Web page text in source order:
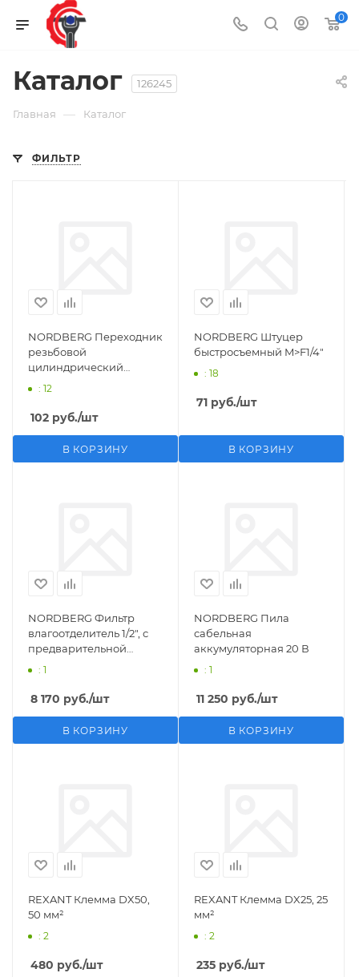
0
Каталог 126245
Главная — Каталог
ФИЛЬТР
NORDBERG Переходник
резьбовой
цилиндрический
M1/2">F1/4"
: 12
102 руб./шт
В КОРЗИНУ
NORDBERG Штуцер
быстросъемный M>F1/4"
: 18
71 руб./шт
В КОРЗИНУ
NORDBERG Фильтр
влагоотделитель 1/2", с
предварительной
фильтрацией
: 1
8 170 руб./шт
В КОРЗИНУ
NORDBERG Пила
сабельная
аккумуляторная 20 В
: 1
11 250 руб./шт
В КОРЗИНУ
REXANT Клемма DX50,
50 мм²
: 2
480 руб./шт
REXANT Клемма DX25, 25
мм²
: 2
235 руб./шт